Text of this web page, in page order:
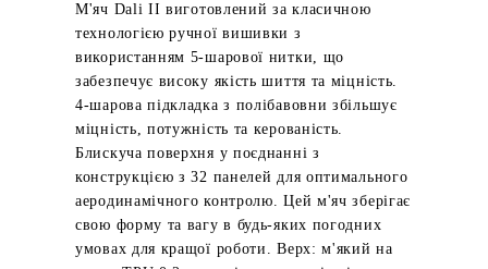
М'яч Dali II виготовлений за класичною
технологією ручної вишивки з
використанням 5-шарової нитки, що
забезпечує високу якість шиття та міцність.
4-шарова підкладка з полібавовни збільшує
міцність, потужність та керованість.
Блискуча поверхня у поєднанні з
конструкцією з 32 панелей для оптимального
аеродинамічного контролю. Цей м'яч зберігає
свою форму та вагу в будь-яких погодних
умовах для кращої роботи. Верх: м'який на